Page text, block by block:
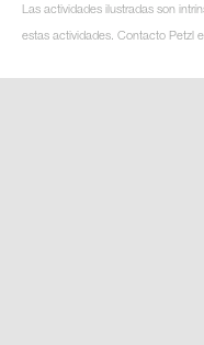
Las actividades ilustradas son
estas actividades. Contacto Petzl